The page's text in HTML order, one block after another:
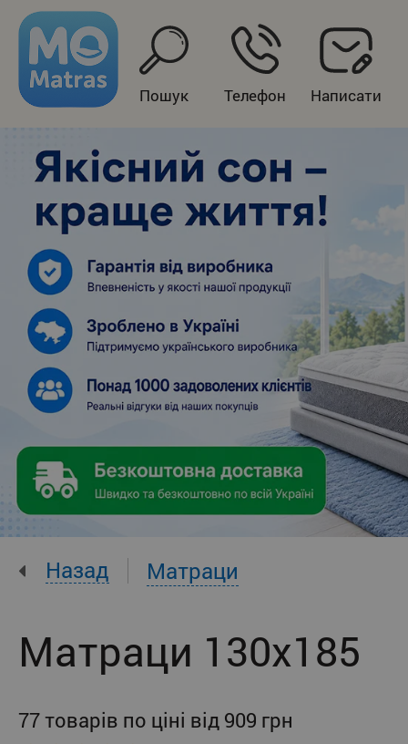
Пошук Телефон Написати
Назад Матраци
Матраци 130x185
77 товарів по ціні від 909 грн